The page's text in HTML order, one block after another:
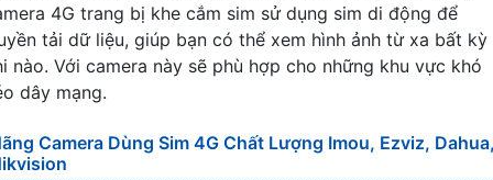
4G trang bị khe cắm sim sử dụng sim di động để
tải dữ liệu, giúp bạn có thể xem hình ảnh từ xa bất kỳ
nào. Với camera này sẽ phù hợp cho những khu vực khó
dây mạng.
Camera Dùng Sim 4G Chất Lượng Imou, Ezviz,